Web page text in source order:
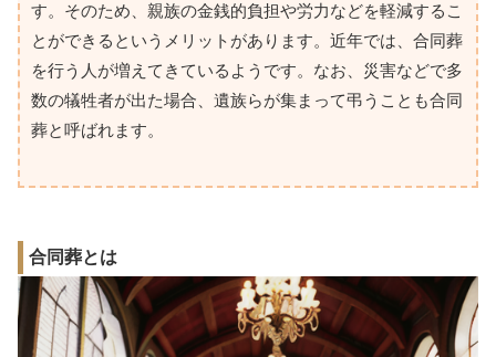
す。そのため、親族の金銭的負担や労力などを軽減するこ
とができるというメリットがあります。近年では、合同葬
を行う人が増えてきているようです。なお、災害などで多
数の犠牲者が出た場合、遺族らが集まって弔うことも合同
葬と呼ばれます。
合同葬とは